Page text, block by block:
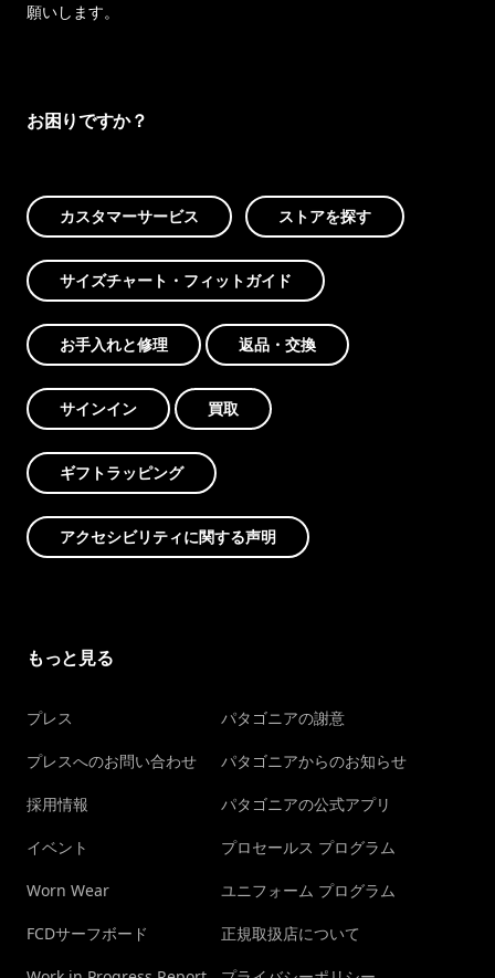
願いします。
お困りですか？
カスタマーサービス ストアを探す
サイズチャート・フィットガイド
お手入れと修理 返品・交換
サインイン 買取
ギフトラッピング
アクセシビリティに関する声明
もっと見る
プレス
プレスへのお問い合わせ
採用情報
イベント
Worn Wear
FCDサーフボード
パタゴニアの謝意
パタゴニアからのお知らせ
パタゴニアの公式アプリ
プロセールス プログラム
ユニフォーム プログラム
正規取扱店について